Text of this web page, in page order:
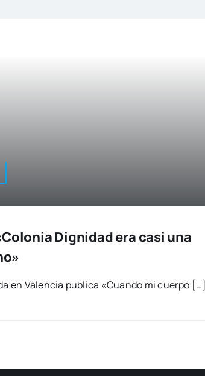
Dignidad era casi una
en Valen­cia publi­ca «Cuan­do mi cuer­po […]